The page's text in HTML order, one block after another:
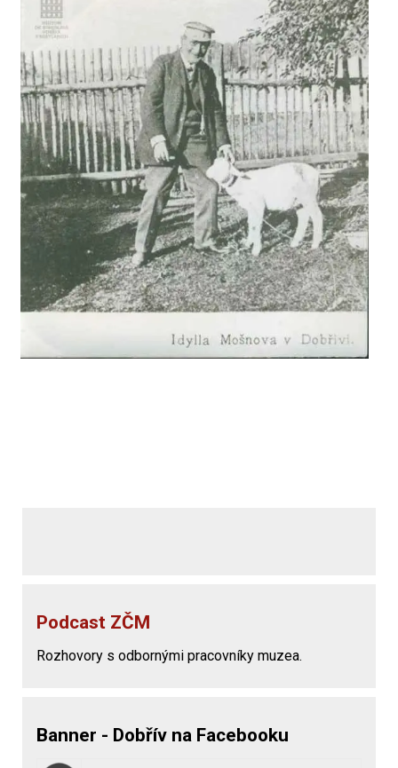
Podcast ZČM
Rozhovory s odbornými pracovníky muzea.
Banner - Dobřív na Facebooku